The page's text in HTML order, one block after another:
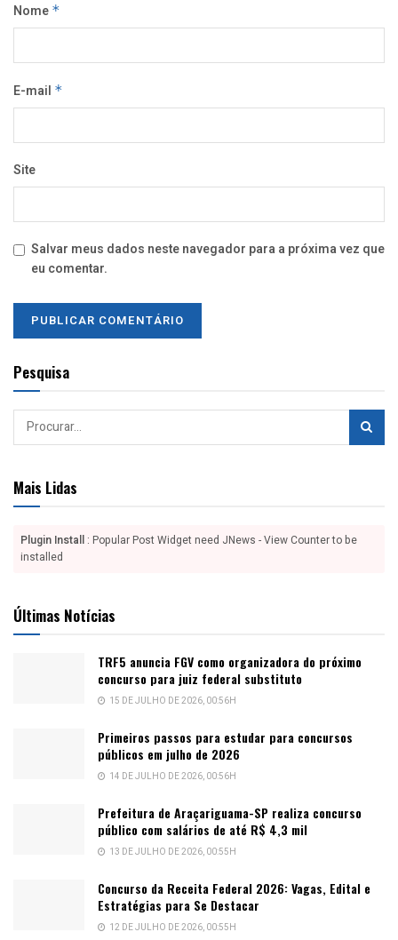
Nome *
E-mail *
Site
Salvar meus dados neste navegador para a próxima vez que
eu comentar.
Pesquisa
Mais Lidas
Plugin Install : Popular Post Widget need JNews - View Counter to be
installed
Últimas Notícias
TRF5 anuncia FGV como organizadora do próximo
concurso para juiz federal substituto
15 DE JULHO DE 2026, 00:56H
Primeiros passos para estudar para concursos
públicos em julho de 2026
14 DE JULHO DE 2026, 00:56H
Prefeitura de Araçariguama-SP realiza concurso
público com salários de até R$ 4,3 mil
13 DE JULHO DE 2026, 00:55H
Concurso da Receita Federal 2026: Vagas, Edital e
Estratégias para Se Destacar
12 DE JULHO DE 2026, 00:55H